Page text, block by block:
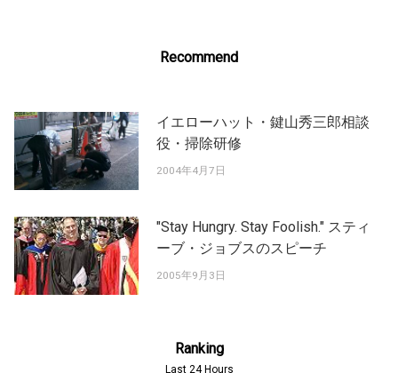
Recommend
イエローハット・鍵山秀三郎相談
役・掃除研修
2004年4月7日
"Stay Hungry. Stay Foolish." スティ
ーブ・ジョブスのスピーチ
2005年9月3日
Ranking
Last 24 Hours